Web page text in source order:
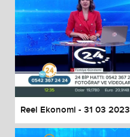
Reel Ekonomi - 31 03 2023